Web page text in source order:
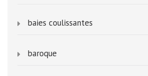
baies coulissantes
baroque